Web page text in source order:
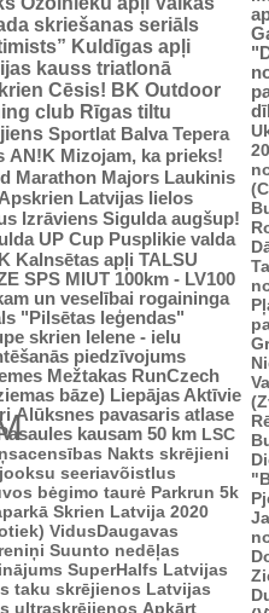
skriešanas seriāls
Kuldīgas apļi
kauss triatlonā
Cēsis! BK Outdoor
club Rīgas tiltu
Sportlat Balva Tepera
AN!K Mizojam, ka prieks!
Marathon Majors Laukinis
Apskrien Latvijas lielos
Izrāviens Sigulda augšup!
UP Cup Pusplikie valda
Kalnsētas apļi TALSU
SPS MIUT 100km - LV100
un veselībai rogaininga
"Pilsētas leģendas"
skrien Ielene - ielu
piedzīvojums
Mežtakas RunCzech
bāze) Liepājas Aktīvie
Alūksnes pavasaris atlase
kausam 50 km LSC
Nakts skrējieni
seeriavõistlus
bėgimo taurė Parkrun 5k
Skrien Latvija 2020
VidusDaugavas
Suunto nedēļas
SuperHalfs Latvijas
taku skrējienos Latvijas
ultraskrējienos Apkārt